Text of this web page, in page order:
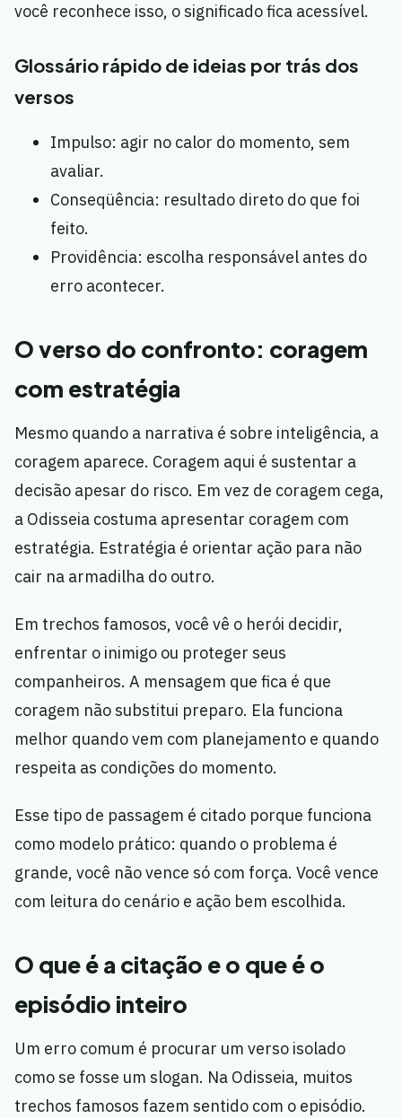
você reconhece isso, o significado fica acessível.
Glossário rápido de ideias por trás dos
versos
Impulso: agir no calor do momento, sem
avaliar.
Conseqüência: resultado direto do que foi
feito.
Providência: escolha responsável antes do
erro acontecer.
O verso do confronto: coragem
com estratégia
Mesmo quando a narrativa é sobre inteligência, a
coragem aparece. Coragem aqui é sustentar a
decisão apesar do risco. Em vez de coragem cega,
a Odisseia costuma apresentar coragem com
estratégia. Estratégia é orientar ação para não
cair na armadilha do outro.
Em trechos famosos, você vê o herói decidir,
enfrentar o inimigo ou proteger seus
companheiros. A mensagem que fica é que
coragem não substitui preparo. Ela funciona
melhor quando vem com planejamento e quando
respeita as condições do momento.
Esse tipo de passagem é citado porque funciona
como modelo prático: quando o problema é
grande, você não vence só com força. Você vence
com leitura do cenário e ação bem escolhida.
O que é a citação e o que é o
episódio inteiro
Um erro comum é procurar um verso isolado
como se fosse um slogan. Na Odisseia, muitos
trechos famosos fazem sentido com o episódio.